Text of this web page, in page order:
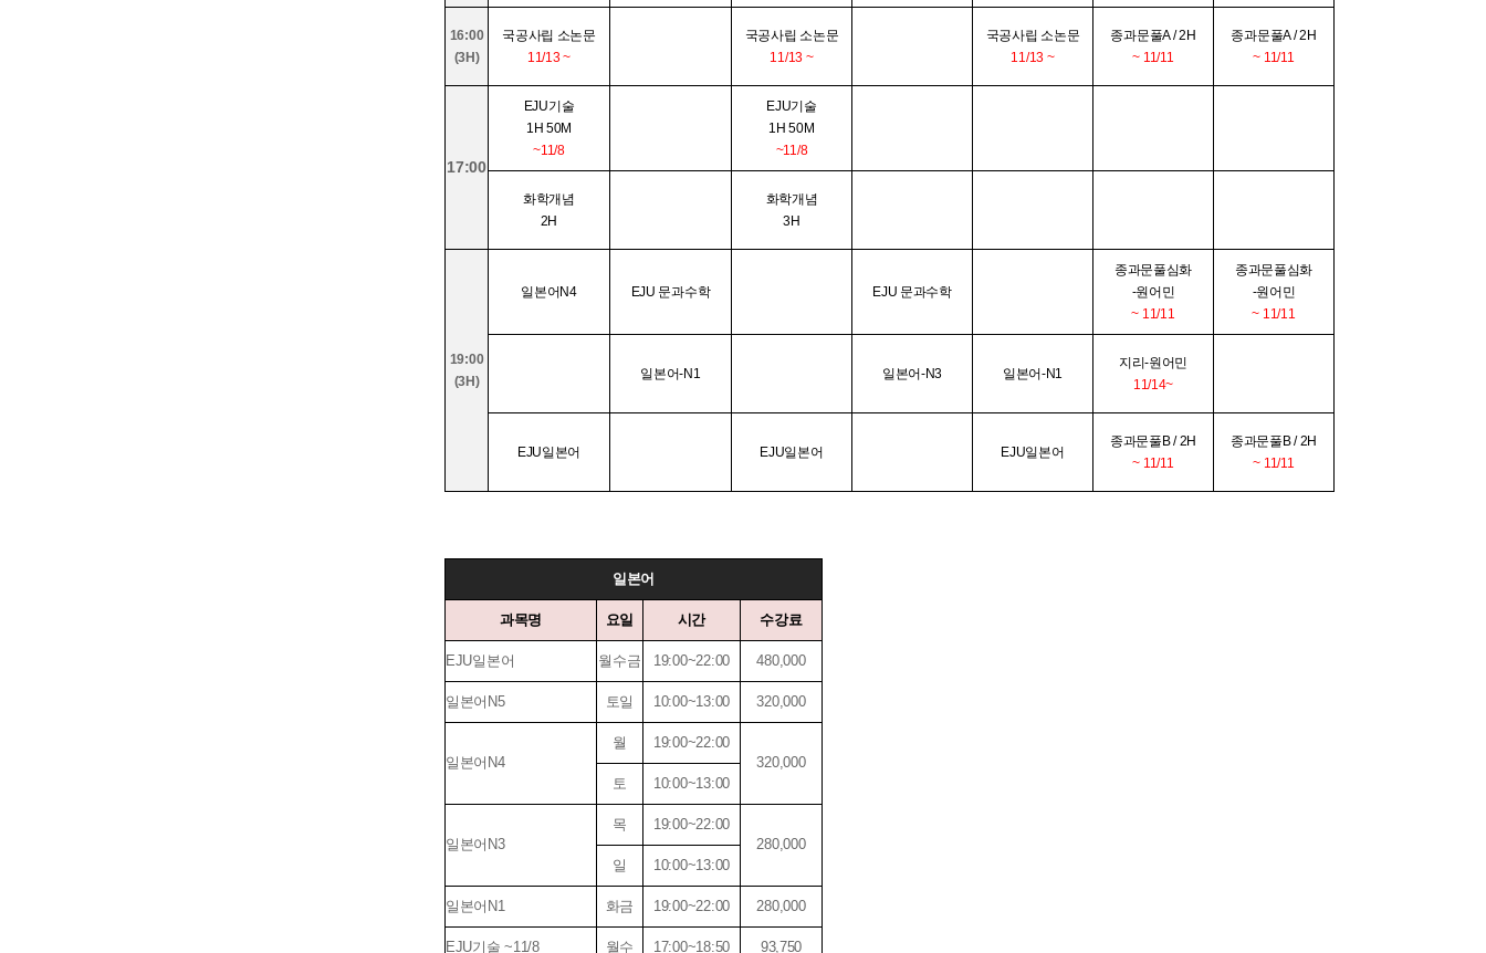
16:00
(3H)
국공사립 소논문
11/13 ~
국공사립 소논문
11/13 ~
국공사립 소논문
11/13 ~
종과문풀A / 2H
~ 11/11
종과문풀A / 2H
~ 11/11
17:00
EJU기술
1H 50M
~11/8
EJU기술
1H 50M
~11/8
화학개념
2H
화학개념
3H
19:00
(3H)
일본어N4 EJU 문과수학 EJU 문과수학
종과문풀심화
-원어민
~ 11/11
종과문풀심화
-원어민
~ 11/11
일본어-N1 일본어-N3 일본어-N1
지리-원어민
11/14~
EJU일본어 EJU일본어 EJU일본어
종과문풀B / 2H
~ 11/11
종과문풀B / 2H
~ 11/11
일본어
과목명 요일 시간 수강료
EJU일본어 월수금 19:00~22:00 480,000
일본어N5 토일 10:00~13:00 320,000
일본어N4
월
19:00~22:00
320,000
토
10:00~13:00
일본어N3
목
19:00~22:00
280,000
일
10:00~13:00
일본어N1 화금 19:00~22:00 280,000
EJU기술 ~11/8 월수 17:00~18:50 93,750